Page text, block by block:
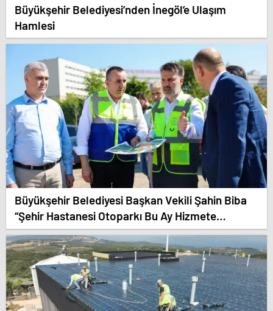
Büyükşehir Belediyesi’nden İnegöl’e Ulaşım
Hamlesi
Büyükşehir Belediyesi Başkan Vekili Şahin Biba
“Şehir Hastanesi Otoparkı Bu Ay Hizmete
Açılacak”